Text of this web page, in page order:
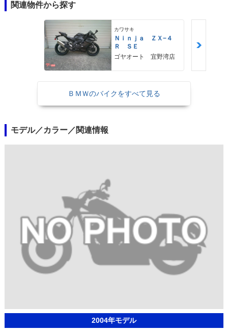
関連物件から探す
カワサキ
Ｎｉｎｊａ ＺＸ−４
Ｒ ＳＥ
ゴヤオート 宜野湾店
ＢＭＷのバイクをすべて見る
モデル／カラー／関連情報
2004年モデル